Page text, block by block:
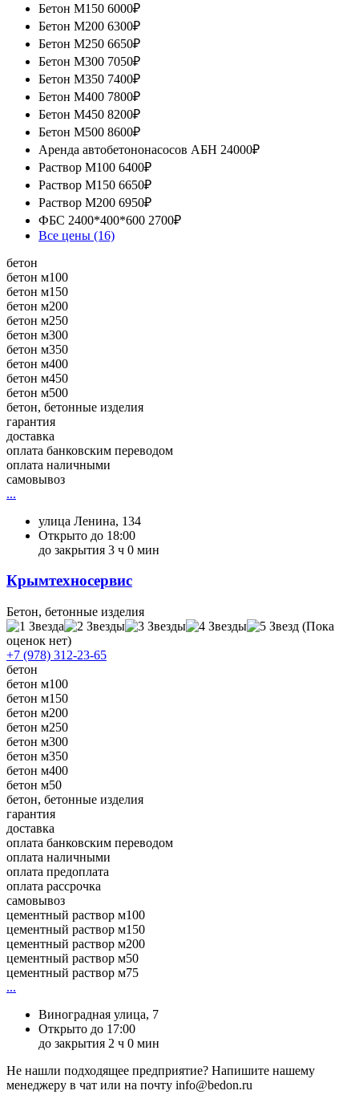
Бетон М150 6000₽
Бетон М200 6300₽
Бетон М250 6650₽
Бетон М300 7050₽
Бетон М350 7400₽
Бетон М400 7800₽
Бетон М450 8200₽
Бетон М500 8600₽
Аренда автобетононасосов АБН 24000₽
Раствор М100 6400₽
Раствор М150 6650₽
Раствор М200 6950₽
ФБС 2400*400*600 2700₽
Все цены (16)
бетон
бетон м100
бетон м150
бетон м200
бетон м250
бетон м300
бетон м350
бетон м400
бетон м450
бетон м500
бетон, бетонные изделия
гарантия
доставка
оплата банковским переводом
оплата наличными
самовывоз
...
улица Ленина, 134
Открыто до 18:00
до закрытия 3 ч 0 мин
Крымтехносервис
Бетон, бетонные изделия
(Пока
оценок нет)
+7 (978) 312-23-65
бетон
бетон м100
бетон м150
бетон м200
бетон м250
бетон м300
бетон м350
бетон м400
бетон м50
бетон, бетонные изделия
гарантия
доставка
оплата банковским переводом
оплата наличными
оплата предоплата
оплата рассрочка
самовывоз
цементный раствор м100
цементный раствор м150
цементный раствор м200
цементный раствор м50
цементный раствор м75
...
Виноградная улица, 7
Открыто до 17:00
до закрытия 2 ч 0 мин
Не нашли подходящее предприятие? Напишите нашему
менеджеру в чат или на почту info@bedon.ru